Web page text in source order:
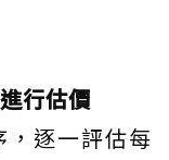
行估價
逐一評估每